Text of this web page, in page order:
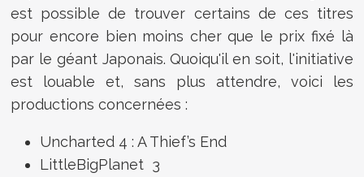
est possible de trouver certains de ces titres
pour encore bien moins cher que le prix fixé là
par le géant Japonais. Quoiqu'il en soit, l'initiative
est louable et, sans plus attendre, voici les
productions concernées :
Uncharted 4 : A Thief’s End
LittleBigPlanet 3